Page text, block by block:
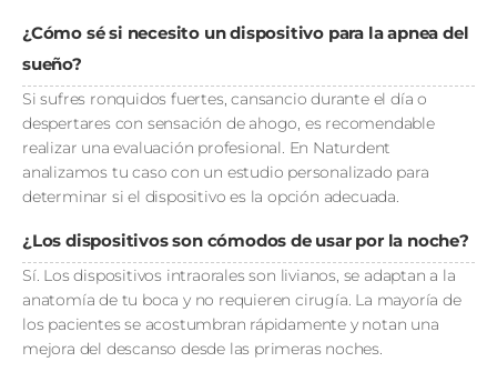
¿Cómo sé si necesito un dispositivo para la apnea del
sueño?
Si sufres ronquidos fuertes, cansancio durante el día o
despertares con sensación de ahogo, es recomendable
realizar una evaluación profesional. En Naturdent
analizamos tu caso con un estudio personalizado para
determinar si el dispositivo es la opción adecuada.
¿Los dispositivos son cómodos de usar por la noche?
Sí. Los dispositivos intraorales son livianos, se adaptan a la
anatomía de tu boca y no requieren cirugía. La mayoría de
los pacientes se acostumbran rápidamente y notan una
mejora del descanso desde las primeras noches.